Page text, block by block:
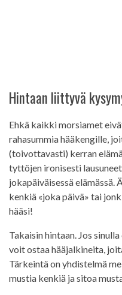
Hintaan liittyvä
Ehkä kaikki morsiamet
rahasummia hääkengille,
(toivottavasti) kerran
tyttöjen ironisesti
jokapäiväisessä elämässä.
kenkiä «joka päivä» tai
hääsi!
Takaisin hintaan. Jos
voit ostaa hääjalkineita,
Tärkeintä on yhdistelmä
mustia kenkiä ja sitoa